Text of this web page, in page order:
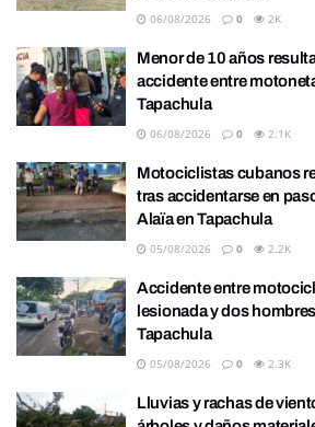
06/08/2026 0 2K
Menor de 10 años
accidente entre
Tapachula
06/08/2026 0 2.1K
Motociclistas cubanos
tras accidentarse en
Alaïa en Tapachula
05/08/2026 0 2.2K
Accidente entre
lesionada y dos
Tapachula
05/08/2026 0 2.3K
Lluvias y rachas de